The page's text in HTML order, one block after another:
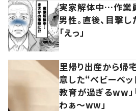
実家解体中…作業
男性。直後、目撃
「えっ」
里帰り出産から帰
意した“ベビーベ
教育が過ぎるww」
わぁ～ww」